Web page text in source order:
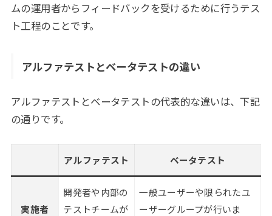
ムの運用者からフィードバックを受けるために行うテス
ト工程のことです。
アルファテストとベータテストの違い
アルファテストとベータテストの代表的な違いは、下記
の通りです。
アルファテスト ベータテスト
実施者
開発者や内部の
テストチームが
一般ユーザーや限られたユ
ーザーグループが行いま